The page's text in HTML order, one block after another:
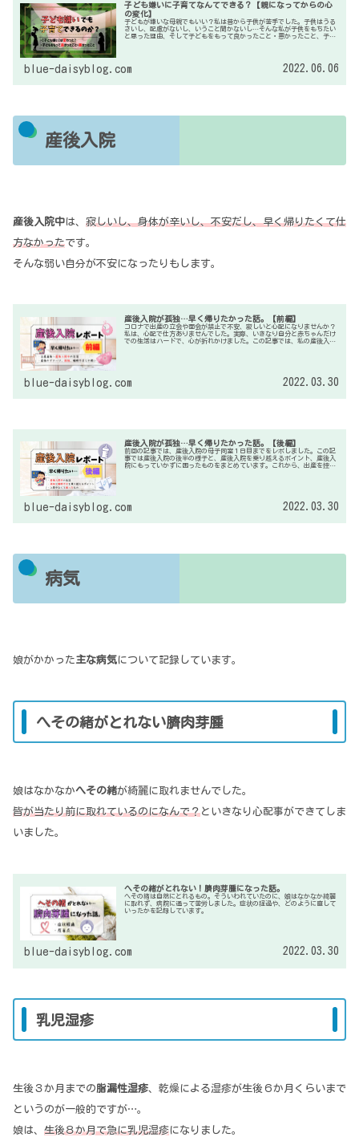
子ども嫌いに子育てなんてできる？【親になってからの心
の変化】
子どもが嫌いな母親でもいい？私は昔から子供が苦手でした。子供はうる
さいし、配慮がないし、いうこと聞かないし…そんな私が子供をもちたい
と思った理由、そして子どもをもって良かったこと・悪かったこと、子ど
blue-daisyblog.com 2022.06.06
産後入院
産後入院中は、 寂しいし、身体が辛いし、不安だし、早く帰りたくて仕
方なかったです。
そんな弱い自分が不安になったりもします。
産後入院が孤独…早く帰りたかった話。【前編】
コロナで出産の立会や面会が禁止で不安、寂しいと心配になりませんか？
私は、心配で仕方ありませんでした。実際、いきなり自分と赤ちゃんだけ
での生活はハードで、心が折れかけました。この記事では、私の産後入院
blue-daisyblog.com 2022.03.30
産後入院が孤独…早く帰りたかった話。【後編】
前回の記事では、産後入院の母子同室１日目までをレポしました。この記
事では産後入院の後半の様子と、産後入院を乗り越えるポイント、産後入
院にもっていかずに困ったものをまとめています。これから、出産を控え
blue-daisyblog.com 2022.03.30
病気
娘がかかった主な病気について記録しています。
へその緒がとれない臍肉芽腫
娘はなかなかへその緒が綺麗に取れませんでした。
皆が当たり前に取れているのになんで？といきなり心配事ができてしま
いました。
へその緒がとれない！臍肉芽腫になった話。
へその緒は自然にとれるもの。そういわれていたのに、娘はなかなか綺麗
に取れず、病院に通って苦労しました。症状の経過や、どのように直して
いったかを記録しています。
blue-daisyblog.com 2022.03.30
乳児湿疹
生後３か月までの脂漏性湿疹、乾燥による湿疹が生後６か月くらいまで
というのが一般的ですが…。
娘は、 生後８か月で急に乳児湿疹になりました。